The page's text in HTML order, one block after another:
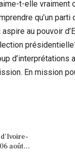
t-elle vraiment
qu’un
au pouvoir
d’interprétations
En mission
août…